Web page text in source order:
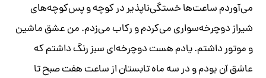
می‌آوردم ساعت‌ها خستگی‌ناپذیر در کوچه‌ و پس‌کوچه‌های
شیراز دوچرخه‌سواری می‌کردم و رکاب می‌زدم. من عشق ماشین
و موتور داشتم. یادم هست دوچرخه‌ای سبز رنگ داشتم که
عاشق آن بودم و در سه ماه تابستان از ساعت هفت صبح تا